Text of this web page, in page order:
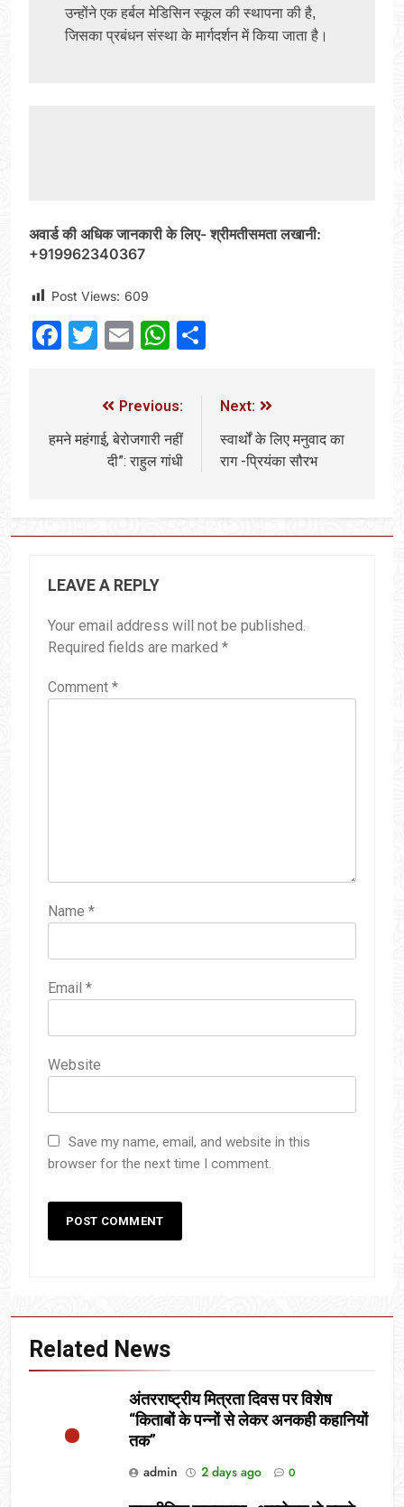
उन्होंने एक हर्बल मेडिसिन स्कूल की स्थापना की है,
जिसका प्रबंधन संस्था के मार्गदर्शन में किया जाता है।
अवार्ड की अधिक जानकारी के लिए- श्रीमतीसमता लखानी:
+919962340367
Post Views: 609
Facebook
Twitter
EmailWhatsApp
Previous:
हमने महंगाई, बेरोजगारी नहीं
दी”: राहुल गांधी
Next:
स्वार्थों के लिए मनुवाद का
राग -प्रियंका सौरभ
LEAVE A REPLY
Your email address will not be published.
Required fields are marked *
Comment *
Name *
Email *
Website
Save my name, email, and website in this
browser for the next time I comment.
Related News
अंतरराष्ट्रीय मित्रता दिवस पर विशेष
“किताबों के पन्नों से लेकर अनकही कहानियों
तक”
admin
2 days ago 0